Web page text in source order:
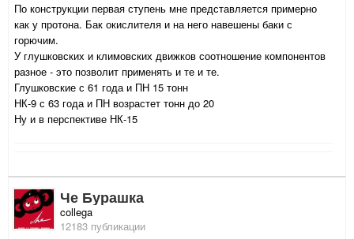
По конструкции первая ступень мне представляется примерно
как у протона. Бак окислителя и на него навешены баки с
горючим.
У глушковских и климовских движков соотношение компонентов
разное - это позволит применять и те и те.
Глушковские с 61 года и ПН 15 тонн
НК-9 с 63 года и ПН возрастет тонн до 20
Ну и в перспективе НК-15
Че Бурашка
collega
12183 публикации